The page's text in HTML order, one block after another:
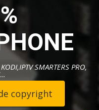
SMARTERS PRO,
copyright